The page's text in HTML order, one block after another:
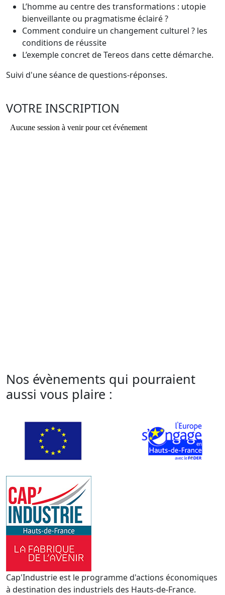
L’homme au centre des transformations : utopie
bienveillante ou pragmatisme éclairé ?
Comment conduire un changement culturel ? les
conditions de réussite
L’exemple concret de Tereos dans cette démarche.
Suivi d'une séance de questions-réponses.
VOTRE INSCRIPTION
Nos évènements qui pourraient
aussi vous plaire :
Cap'Industrie est le programme d'actions économiques
à destination des industriels des Hauts-de-France.